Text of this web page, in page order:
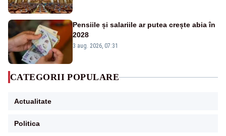
Pensiile și salariile ar putea crește abia în
2028
3 aug. 2026, 07:31
CATEGORII POPULARE
Actualitate
Politica